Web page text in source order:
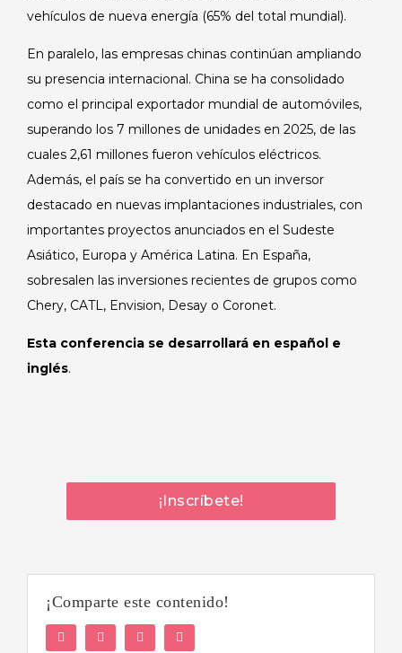
vehículos de nueva energía (65% del total mundial).
En paralelo, las empresas chinas continúan ampliando
su presencia internacional. China se ha consolidado
como el principal exportador mundial de automóviles,
superando los 7 millones de unidades en 2025, de las
cuales 2,61 millones fueron vehículos eléctricos.
Además, el país se ha convertido en un inversor
destacado en nuevas implantaciones industriales, con
importantes proyectos anunciados en el Sudeste
Asiático, Europa y América Latina. En España,
sobresalen las inversiones recientes de grupos como
Chery, CATL, Envision, Desay o Coronet.
Esta conferencia se desarrollará en español e
inglés.
¡Inscríbete!
¡Comparte este contenido!
Facebook Twitter LinkedIn